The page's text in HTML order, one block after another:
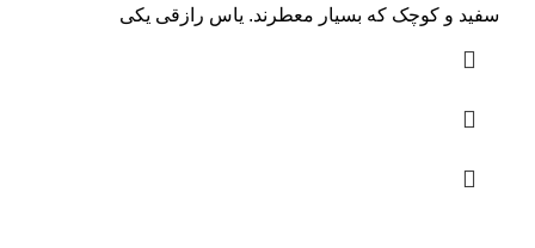
سفید و کوچک که بسیار معطرند. یاس رازقی یکی